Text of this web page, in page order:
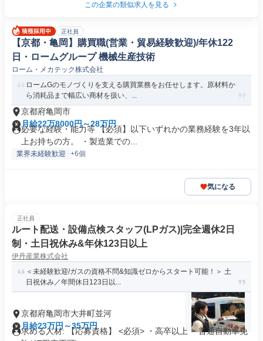
この企業の類似求人を見る
正社員
【京都・亀岡】購買職(営業・貿易経験歓迎)/年休122
日・ロームグループ 機械生産技術
ローム・メカテック株式会社
ロームGのモノづくりを支える購買業務をお任せします。原材料か
ら消耗品まで幅広い商材を扱い、...
京都府亀岡市
月給22万8000円～28万円
必要な経験・能力等 【必須】以下いずれかの業務経験を3年以
上お持ちの方。 ・製造業での...
業界未経験歓迎 +6個
気になる
正社員
ルート配送・設備点検スタッフ(LPガス)|完全週休2日
制・土日祝休み&年休123日以上
伊丹産業株式会社
＜未経験歓迎/ガスの資格不問&知識ゼロからスタート可能！＞ 土
日祝休み／年間休日123日以...
京都府亀岡市大井町並河
月給23万円～35万円
求める人材: 【応募資格】 <必須> ・高卒以上 ・普通自動車免